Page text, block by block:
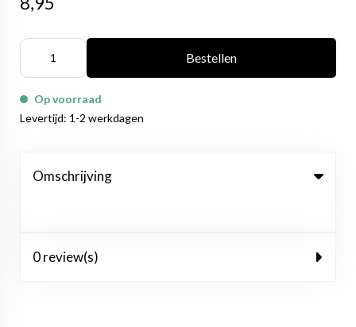
Bestellen
Op voorraad
Levertijd: 1-2 werkdagen
Omschrijving
0 review(s)